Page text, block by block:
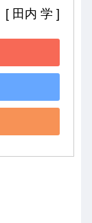
[ 田内 学 ]